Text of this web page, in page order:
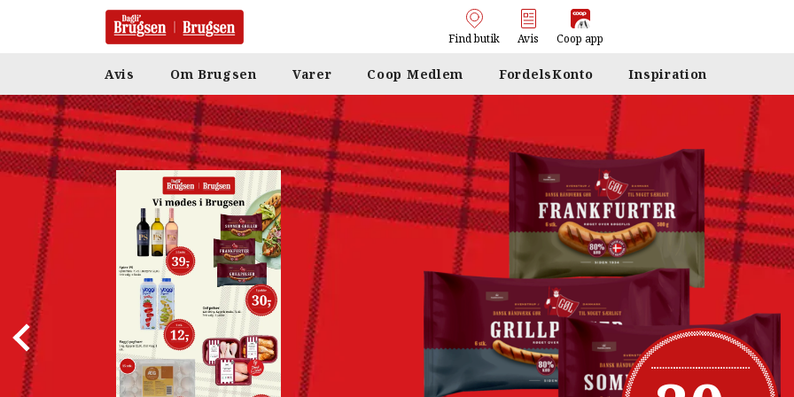
Find butik Avis Coop app
Avis Om Brugsen Varer Coop Medlem FordelsKonto Inspiration